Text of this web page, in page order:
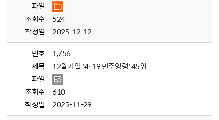
파일
조회수
524
작성일
2025-12-12
번호
1,756
제목
12월기일 '4·19 민주영령' 45위
파일
조회수
610
작성일
2025-11-29